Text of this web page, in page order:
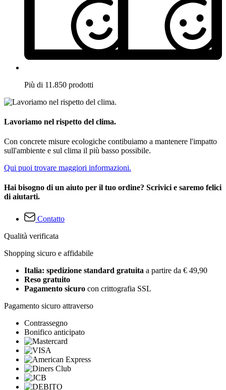
Più di 11.850 prodotti
Lavoriamo nel rispetto del clima.
Con concrete misure ecologiche contibuiamo a mantenere l'impatto
sull'ambiente e sul clima il più basso possibile.
Qui puoi trovare maggiori informazioni.
Hai bisogno di un aiuto per il tuo ordine? Scrivici e saremo felici
di aiutarti.
Contatto
Qualità verificata
Shopping sicuro e affidabile
Italia: spedizione standard gratuita a partire da € 49,90
Reso gratuito
Pagamento sicuro con crittografia SSL
Pagamento sicuro attraverso
Contrassegno
Bonifico anticipato